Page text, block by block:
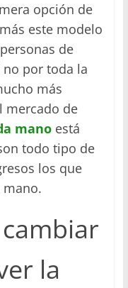
opción de
este modelo
de
no por toda la
más
mercado de
manoestá
todo tipo de
los que
mano.
la